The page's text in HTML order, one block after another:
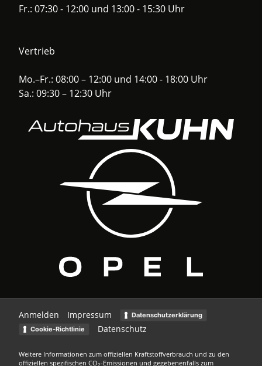
Fr.: 07:30 - 12:00 und 13:00 - 15:30 Uhr
Vertrieb
Mo.–Fr.: 08:00 – 12:00 und 14:00 - 18:00 Uhr
Sa.: 09:30 – 12:30 Uhr
Anmelden Impressum
Datenschutzerklärung
Cookie-Richtlinie
Datenschutz
Weitere Informationen zum offiziellen Kraftstoffverbrauch und zu den
offiziellen spezifischen CO -Emissionen und gegebenenfalls zum